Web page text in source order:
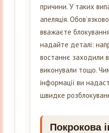
причини. У таких
апеляція.
вважаєте
надайте деталі:
востаннє заходили в
виконували тощо.
інформації ви
швидке
Покрокова